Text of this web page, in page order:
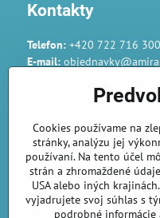
Kontakty
Telefon:+420 722 716 300
E-mail:
česky, anglicky, rusky,
Gairaca s.r.o.
74253 Kunín 348
Česká republika
Objednávky
Cookies používame na
stránky, analýzu jej
používaní. Na tento účel
strán a zhromaždené
USA alebo iných
vyjadrujete svoj súhlas s
podrobné